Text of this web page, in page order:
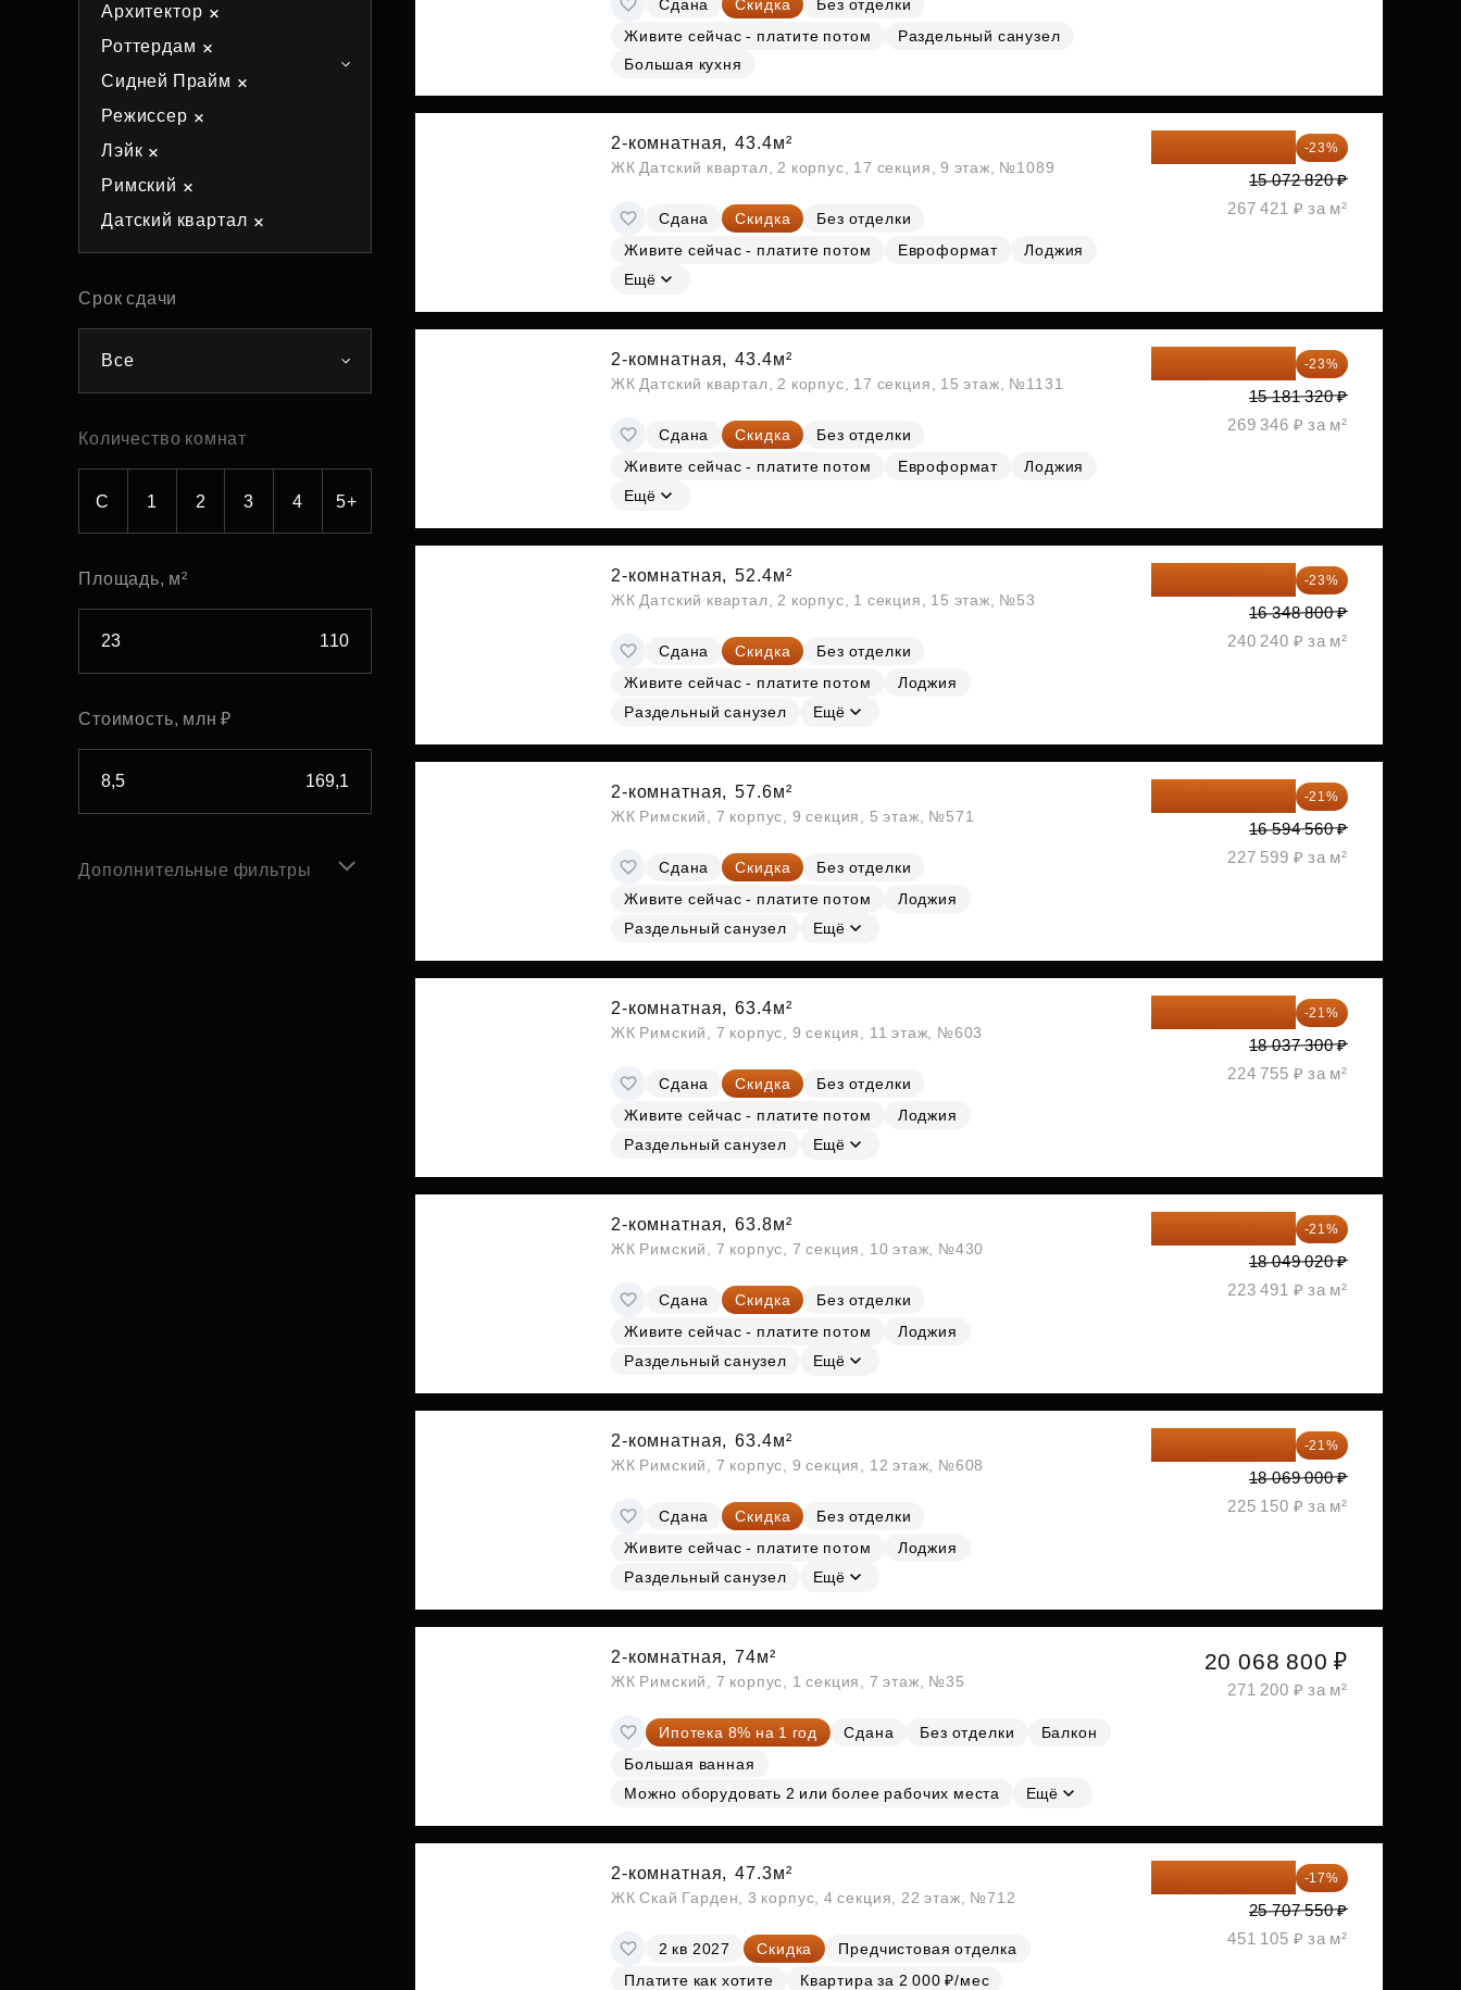
Субсидии
Архитектор
Роттердам
Сидней Прайм
Режиссер
Лэйк
Римский
Датский квартал
Срок сдачи
Все
Количество комнат
С 1 2 3 4 5+
Площадь, м²
Стоимость, млн ₽
Дополнительные фильтры
Сдана Скидка
Без отделки
Живите сейчас - платите потом
Раздельный санузел
Большая кухня
2-комнатная, 43.4м²
ЖК Датский квартал, 2 корпус, 17 секция, 9 этаж, №1089
Сдана Скидка
Без отделки
Живите сейчас - платите потом
Евроформат
Лоджия
Ещё
-23%
15 072 820 ₽
267 421 ₽ за м²
2-комнатная, 43.4м²
ЖК Датский квартал, 2 корпус, 17 секция, 15 этаж, №1131
Сдана Скидка
Без отделки
Живите сейчас - платите потом
Евроформат
Лоджия
Ещё
-23%
15 181 320 ₽
269 346 ₽ за м²
2-комнатная, 52.4м²
ЖК Датский квартал, 2 корпус, 1 секция, 15 этаж, №53
Сдана Скидка
Без отделки
Живите сейчас - платите потом
Лоджия
Раздельный санузел
Ещё
-23%
16 348 800 ₽
240 240 ₽ за м²
2-комнатная, 57.6м²
ЖК Римский, 7 корпус, 9 секция, 5 этаж, №571
Сдана Скидка
Без отделки
Живите сейчас - платите потом
Лоджия
Раздельный санузел
Ещё
-21%
16 594 560 ₽
227 599 ₽ за м²
2-комнатная, 63.4м²
ЖК Римский, 7 корпус, 9 секция, 11 этаж, №603
Сдана Скидка
Без отделки
Живите сейчас - платите потом
Лоджия
Раздельный санузел
Ещё
-21%
18 037 300 ₽
224 755 ₽ за м²
2-комнатная, 63.8м²
ЖК Римский, 7 корпус, 7 секция, 10 этаж, №430
Сдана Скидка
Без отделки
Живите сейчас - платите потом
Лоджия
Раздельный санузел
Ещё
-21%
18 049 020 ₽
223 491 ₽ за м²
2-комнатная, 63.4м²
ЖК Римский, 7 корпус, 9 секция, 12 этаж, №608
Сдана Скидка
Без отделки
Живите сейчас - платите потом
Лоджия
Раздельный санузел
Ещё
-21%
18 069 000 ₽
225 150 ₽ за м²
2-комнатная, 74м²
ЖК Римский, 7 корпус, 1 секция, 7 этаж, №35
Ипотека 8% на 1 год Сдана Без отделки
Балкон
Большая ванная
Можно оборудовать 2 или более рабочих места
Ещё
20 068 800 ₽
271 200 ₽ за м²
2-комнатная, 47.3м²
ЖК Скай Гарден, 3 корпус, 4 секция, 22 этаж, №712
2 кв 2027 Скидка
Предчистовая отделка
Платите как хотите
Квартира за 2 000 ₽/мес
-17%
25 707 550 ₽
451 105 ₽ за м²